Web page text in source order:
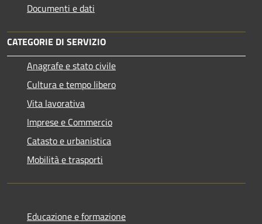
Documenti e dati
CATEGORIE DI SERVIZIO
Anagrafe e stato civile
Cultura e tempo libero
Vita lavorativa
Imprese e Commercio
Catasto e urbanistica
Mobilità e trasporti
Educazione e formazione